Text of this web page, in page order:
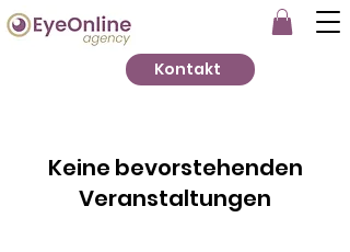
Kontakt
Keine bevorstehenden
Veranstaltungen